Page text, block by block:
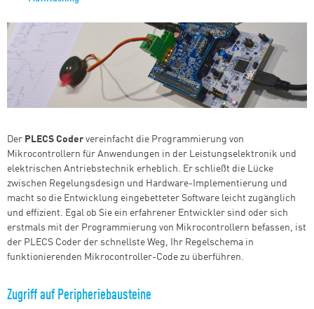
Der PLECS Coder vereinfacht die Programmierung von
Mikrocontrollern für Anwendungen in der Leistungselektronik und
elektrischen Antriebstechnik erheblich. Er schließt die Lücke
zwischen Regelungsdesign und Hardware-Implementierung und
macht so die Entwicklung eingebetteter Software leicht zugänglich
und effizient. Egal ob Sie ein erfahrener Entwickler sind oder sich
erstmals mit der Programmierung von Mikrocontrollern befassen, ist
der PLECS Coder der schnellste Weg, Ihr Regelschema in
funktionierenden Mikrocontroller-Code zu überführen.
Zugriff auf Peripheriebausteine